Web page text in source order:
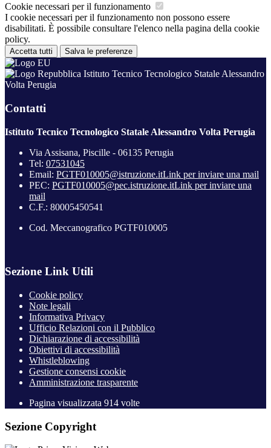
Cookie necessari per il funzionamento
I cookie necessari per il funzionamento non possono essere
disabilitati. È possibile consultare l'elenco nella pagina della cookie
policy.
Accetta tutti Salva le preferenze
Istituto Tecnico Tecnologico Statale Alessandro
Volta Perugia
Contatti
Istituto Tecnico Tecnologico Statale Alessandro Volta Perugia
Via Assisana, Piscille - 06135 Perugia
Tel: 07531045
Email: PGTF010005@istruzione.itLink per inviare una mail
PEC: PGTF010005@pec.istruzione.itLink per inviare una
mail
C.F.: 80005450541
Cod. Meccanografico PGTF010005
Sezione Link Utili
Cookie policy
Note legali
Informativa Privacy
Ufficio Relazioni con il Pubblico
Dichiarazione di accessibilità
Obiettivi di accessibilità
Whistleblowing
Gestione consensi cookie
Amministrazione trasparente
Pagina visualizzata 914 volte
Sezione Copyright